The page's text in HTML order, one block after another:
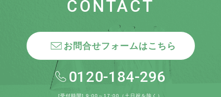
CONTACT
お問合せフォームはこちら
0120-184-296
[受付時間] 9:00～17:00（土日祝を除く）